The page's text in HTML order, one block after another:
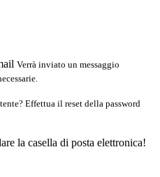
Verrà inviato un messaggio
Effettua il reset della password
la casella di posta elettronica!